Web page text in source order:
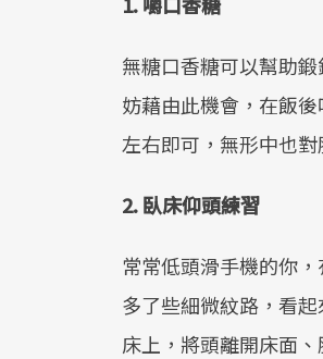
無糖口香糖可以幫助
妨藉由此機會，在飯
左右即可，無形中也
2. 臥床仰頭練習
常常低頭滑手機的你
多了些細微紋路，看
床上，將頭離開床面